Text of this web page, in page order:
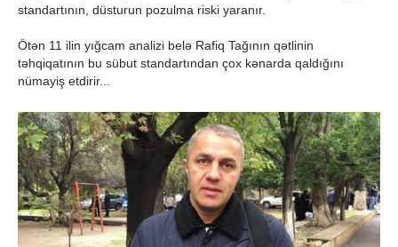
standartının, düsturun pozulma riski yaranır.
Ötən 11 ilin yığcam analizi belə Rafiq Tağının qətlinin
təhqiqatının bu sübut standartından çox kənarda qaldığını
nümayiş etdirir...